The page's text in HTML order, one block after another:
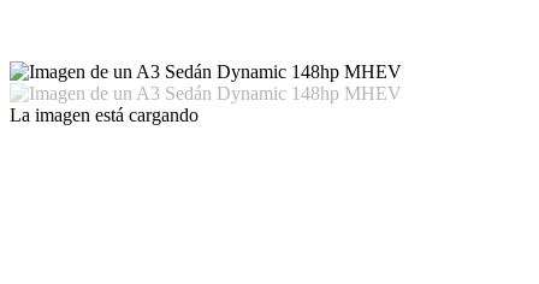
La imagen está cargando